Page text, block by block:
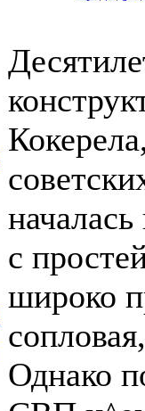
с
широко
Однако